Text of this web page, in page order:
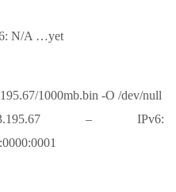
N/A …yet
1000mb.bin -O /dev/null
– IPv6: